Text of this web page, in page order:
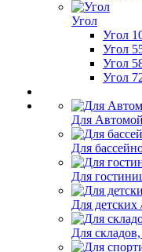
Угол
Угол
Угол
Угол
Угол
Для
Для
Для
Для
Для